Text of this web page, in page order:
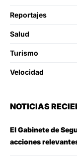
Reportajes
Salud
Turismo
Velocidad
NOTICIAS
El Gabinete de
acciones